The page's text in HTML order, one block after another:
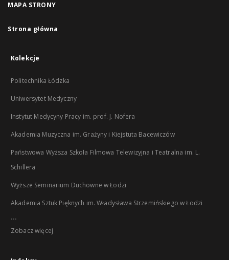
MAPA STRONY
Strona główna
Kolekcje
Politechnika Łódzka
Uniwersytet Medyczny
Instytut Medycyny Pracy im. prof. J. Nofera
Akademia Muzyczna im. Grażyny i Kiejstuta Bacewiczów
Państwowa Wyższa Szkoła Filmowa Telewizyjna i Teatralna im. L.
Schillera
Wyższe Seminarium Duchowne w Łodzi
Akademia Sztuk Pięknych im. Władysława Strzemińskiego w Łodzi
...
Zobacz więcej